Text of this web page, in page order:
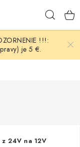
!!!:
je 5 €.
z 24V na 12V